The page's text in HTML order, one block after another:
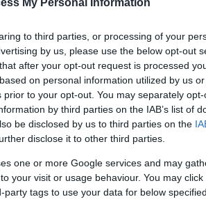
to third parties, or processing of your
by us, please use the below opt-out
after your opt-out request is processed
on personal information utilized by us
to your opt-out. You may separately
by third parties on the IAB’s list of
be disclosed by us to third parties on the
disclose it to other third parties.
one or more Google services and may
your visit or usage behaviour. You may
tags to use your data for below
σχέσεις
αλλά μπορεί να έχει
τοΜαρόκο, καθώς αποφάσισε
ώρα Γκρίνουιτς (GMT).
θα επαναφέρει τη διαφορά
τις θαλάσσιες
επιχειρήσεων που